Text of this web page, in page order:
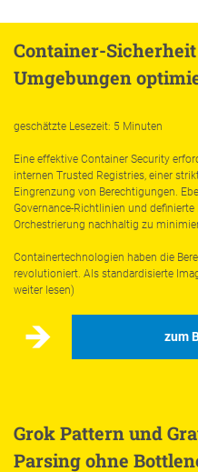
Container-
Umgebungen
geschätzte Lesezeit: 5 Minuten
Eine effektive Container Security
internen Trusted Registries, einer
Eingrenzung von Berechtigungen.
Governance-Richtlinien und
Orchestrierung nachhaltig zu
Containertechnologien haben die
revolutioniert. Als standardisierte
weiter lesen)
zum
Grok Pattern und
Parsing ohne